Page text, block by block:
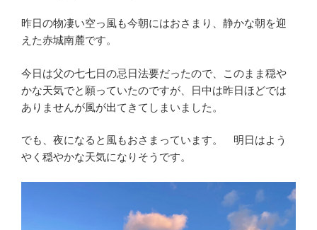
昨日の物凄い空っ風も今朝にはおさまり、静かな朝を迎
えた赤城南麓です。
今日は父の七七日の忌日法要だったので、このまま穏や
かな天気でと願っていたのですが、日中は昨日ほどでは
ありませんが風が出てきてしまいました。
でも、夜になると風もおさまっています。 明日はよう
やく穏やかな天気になりそうです。